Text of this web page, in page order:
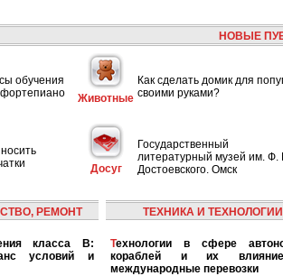
НОВЫЕ
обучения
фортепиано
Животные
Как сделать домик для
своими руками?
Досуг
Государственный
литературный музей им. Ф.
Достоевского. Омск
РЕМОНТ
условий и
ТЕХНИКА И ТЕХНОЛОГИИ
Технологии в сфере автономных
кораблей и их
международные перевозки